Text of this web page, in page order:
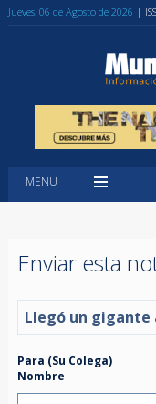
Jueves, 06 de Agosto de 2026 |
MENU
Enviar esta
Llegó un gigante
Para (Su Colega)
Nombre